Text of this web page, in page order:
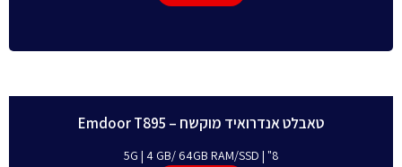
טאבלט אנדרואיד מוקשח – Emdoor T895
8" | 5G | 4 GB/ 64GB RAM/SSD